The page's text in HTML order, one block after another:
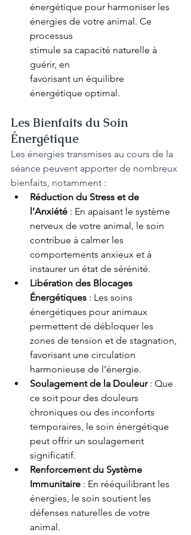
énergétique pour harmoniser les
énergies de votre animal. Ce
processus
stimule sa capacité naturelle à
guérir, en
favorisant un équilibre
énergétique optimal.
Les Bienfaits du Soin
Énergétique
Les énergies transmises au cours de la
séance peuvent apporter de nombreux
bienfaits, notamment :
Réduction du Stress et de
l’Anxiété : En apaisant le système
nerveux de votre animal, le soin
contribue à calmer les
comportements anxieux et à
instaurer un état de sérénité.
Libération des Blocages
Énergétiques : Les soins
énergétiques pour animaux
permettent de débloquer les
zones de tension et de stagnation,
favorisant une circulation
harmonieuse de l’énergie.
Soulagement de la Douleur : Que
ce soit pour des douleurs
chroniques ou des inconforts
temporaires, le soin énergétique
peut offrir un soulagement
significatif.
Renforcement du Système
Immunitaire : En rééquilibrant les
énergies, le soin soutient les
défenses naturelles de votre
animal.